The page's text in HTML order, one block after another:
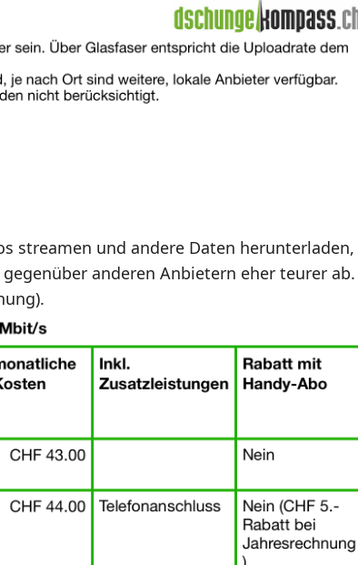
streamen und andere Daten
anderen Anbietern eher teurer